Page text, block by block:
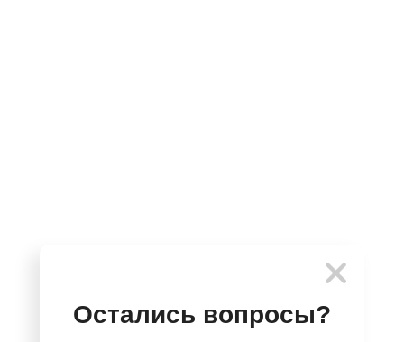
Остались вопросы?